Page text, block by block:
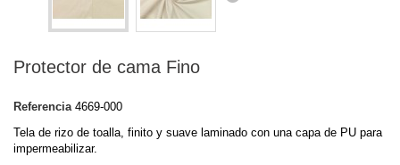
Protector de cama Fino
Referencia 4669-000
Tela de rizo de toalla, finito y suave laminado con una capa de PU para
impermeabilizar.